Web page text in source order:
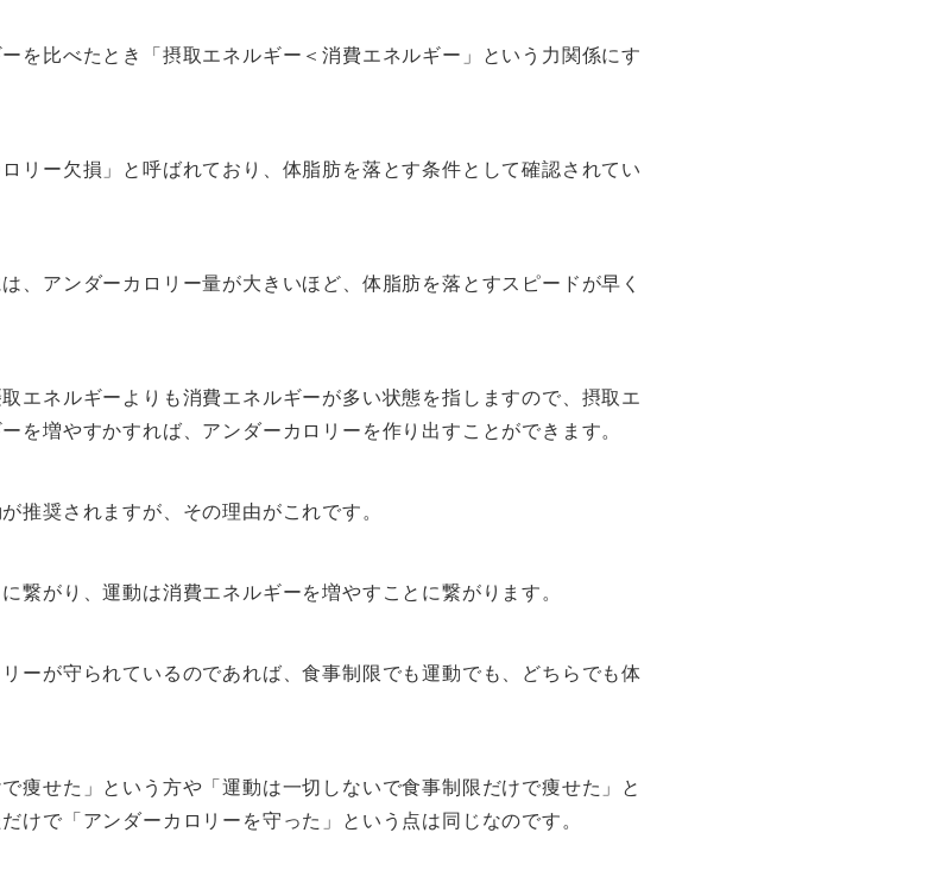
を比べたとき「摂取エネルギー＜消費エネルギー」という力関係にす
リー欠損」と呼ばれており、体脂肪を落とす条件として確認されてい
、アンダーカロリー量が大きいほど、体脂肪を落とすスピードが早く
エネルギーよりも消費エネルギーが多い状態を指しますので、摂取エ
を増やすかすれば、アンダーカロリーを作り出すことができます。
推奨されますが、その理由がこれです。
繋がり、運動は消費エネルギーを増やすことに繋がります。
ーが守られているのであれば、食事制限でも運動でも、どちらでも体
痩せた」という方や「運動は一切しないで食事制限だけで痩せた」と
けで「アンダーカロリーを守った」という点は同じなのです。